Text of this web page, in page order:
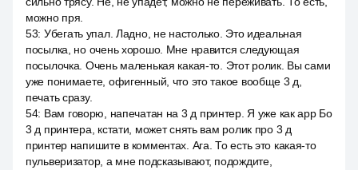
можно пря.
53: Убегать упал. Ладно, не настолько. Это идеальная
посылка, но очень хорошо. Мне нравится следующая
посылочка. Очень маленькая какая-то. Этот ролик. Вы сами
уже понимаете, офигенный, что это такое вообще 3 д,
печать сразу.
54: Вам говорю, напечатан на 3 д принтер. Я уже как app Бо
3 д принтера, кстати, может снять вам ролик про 3 д
принтер напишите в комментах. Ага. То есть это какая-то
пульверизатор, а мне подсказывают, подождите,